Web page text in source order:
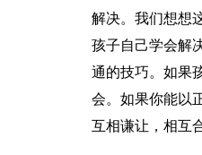
解决。我们想想
孩子自己学会解
通的技巧。如果
会。如果你能以
互相谦让，相互